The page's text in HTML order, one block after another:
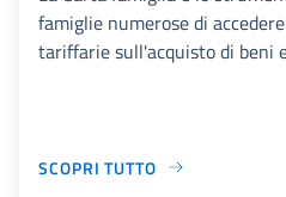
famiglie numerose di
tariffarie sull'acquisto di beni
SCOPRI TUTTO